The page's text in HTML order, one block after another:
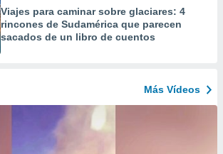
Viajes para caminar sobre glaciares: 4
rincones de Sudamérica que parecen
sacados de un libro de cuentos
Más Vídeos